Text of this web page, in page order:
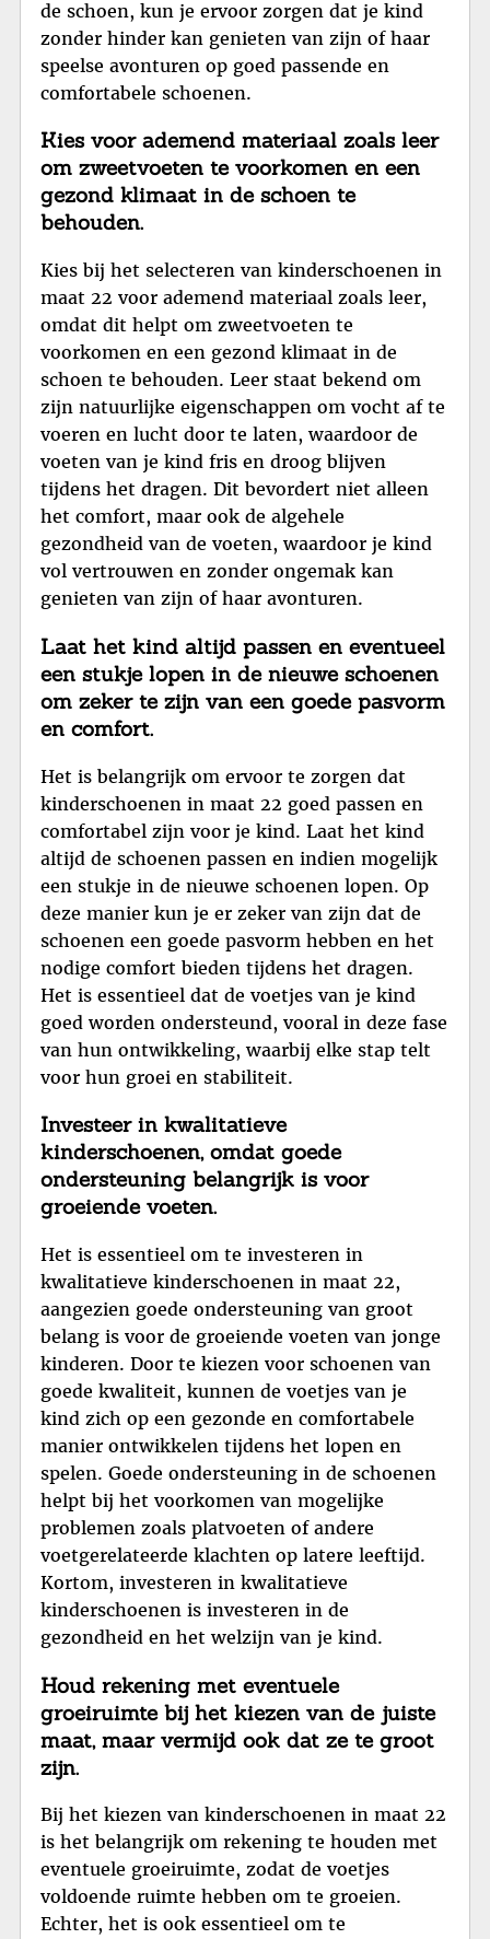
de schoen, kun je ervoor zorgen dat je kind
zonder hinder kan genieten van zijn of haar
speelse avonturen op goed passende en
comfortabele schoenen.
Kies voor ademend materiaal zoals leer
om zweetvoeten te voorkomen en een
gezond klimaat in de schoen te
behouden.
Kies bij het selecteren van kinderschoenen in
maat 22 voor ademend materiaal zoals leer,
omdat dit helpt om zweetvoeten te
voorkomen en een gezond klimaat in de
schoen te behouden. Leer staat bekend om
zijn natuurlijke eigenschappen om vocht af te
voeren en lucht door te laten, waardoor de
voeten van je kind fris en droog blijven
tijdens het dragen. Dit bevordert niet alleen
het comfort, maar ook de algehele
gezondheid van de voeten, waardoor je kind
vol vertrouwen en zonder ongemak kan
genieten van zijn of haar avonturen.
Laat het kind altijd passen en eventueel
een stukje lopen in de nieuwe schoenen
om zeker te zijn van een goede pasvorm
en comfort.
Het is belangrijk om ervoor te zorgen dat
kinderschoenen in maat 22 goed passen en
comfortabel zijn voor je kind. Laat het kind
altijd de schoenen passen en indien mogelijk
een stukje in de nieuwe schoenen lopen. Op
deze manier kun je er zeker van zijn dat de
schoenen een goede pasvorm hebben en het
nodige comfort bieden tijdens het dragen.
Het is essentieel dat de voetjes van je kind
goed worden ondersteund, vooral in deze fase
van hun ontwikkeling, waarbij elke stap telt
voor hun groei en stabiliteit.
Investeer in kwalitatieve
kinderschoenen, omdat goede
ondersteuning belangrijk is voor
groeiende voeten.
Het is essentieel om te investeren in
kwalitatieve kinderschoenen in maat 22,
aangezien goede ondersteuning van groot
belang is voor de groeiende voeten van jonge
kinderen. Door te kiezen voor schoenen van
goede kwaliteit, kunnen de voetjes van je
kind zich op een gezonde en comfortabele
manier ontwikkelen tijdens het lopen en
spelen. Goede ondersteuning in de schoenen
helpt bij het voorkomen van mogelijke
problemen zoals platvoeten of andere
voetgerelateerde klachten op latere leeftijd.
Kortom, investeren in kwalitatieve
kinderschoenen is investeren in de
gezondheid en het welzijn van je kind.
Houd rekening met eventuele
groeiruimte bij het kiezen van de juiste
maat, maar vermijd ook dat ze te groot
zijn.
Bij het kiezen van kinderschoenen in maat 22
is het belangrijk om rekening te houden met
eventuele groeiruimte, zodat de voetjes
voldoende ruimte hebben om te groeien.
Echter, het is ook essentieel om te